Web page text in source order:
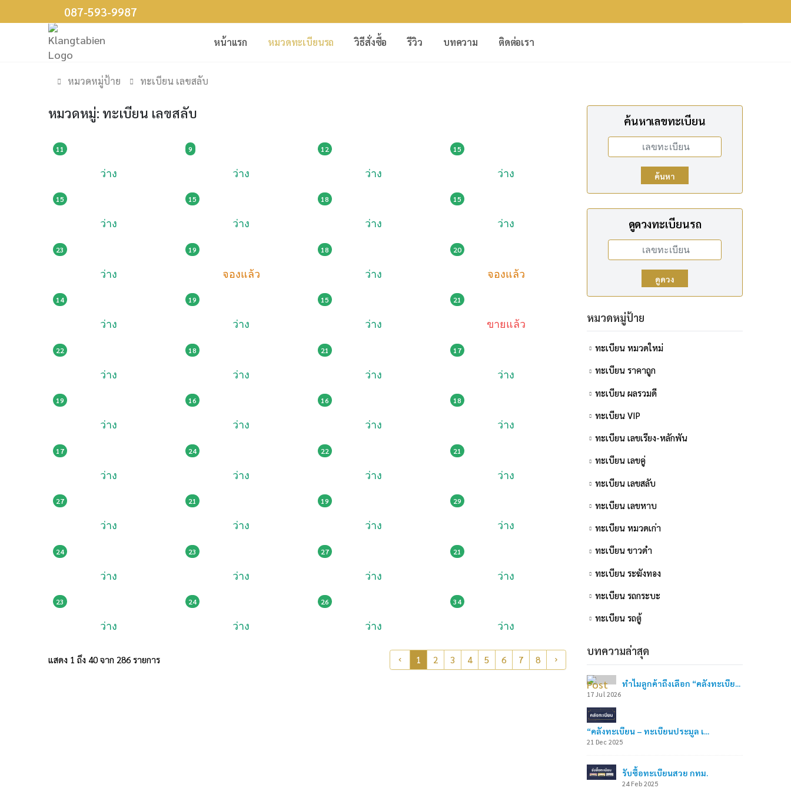
087-593-9987
หน้าแรก หมวดทะเบียนรถ วิธีสั่งซื้อ รีวิว บทความ ติดต่อเรา
หมวดหมู่ป้าย ทะเบียน เลขสลับ
หมวดหมู่: ทะเบียน เลขสลับ
11
ว่าง
9
ว่าง
12
ว่าง
15
ว่าง
90,001
15
ว่าง
109,002
15
ว่าง
55,000
18
ว่าง
89,005
15
ว่าง
89,000
23
ว่าง
120,000
19
จองแล้ว
95,000
18
ว่าง
99,000
20
จองแล้ว
120,000
14
ว่าง
129,000
19
ว่าง
119,000
15
ว่าง
89,005
21
ขายแล้ว
125,005
22
ว่าง
125,005
18
ว่าง
99,003
21
ว่าง
99,003
17
ว่าง
175,005
19
ว่าง
229,000
16
ว่าง
299,008
16
ว่าง
149,000
18
ว่าง
149,008
17
ว่าง
1,290,001
24
ว่าง
115,002
22
ว่าง
99,014
21
ว่าง
109,002
27
ว่าง
159,000
21
ว่าง
250,000
19
ว่าง
99,000
29
ว่าง
99,000
24
ว่าง
185,014
23
ว่าง
79,000
27
ว่าง
149,002
21
ว่าง
359,004
23
ว่าง
235,005
24
ว่าง
159,002
26
ว่าง
295,005
34
ว่าง
แสดง 1 ถึง 40จาก 286รายการ 1 2 3 4 5 6 7 8
ค้นหาเลขทะเบียน
ค้นหา
ดูดวงทะเบียนรถ
ดูดวง
หมวดหมู่ป้าย
ทะเบียน หมวดใหม่
ทะเบียน ราคาถูก
ทะเบียน ผลรวมดี
ทะเบียน VIP
ทะเบียน เลขเรียง-หลักพัน
ทะเบียน เลขคู่
ทะเบียน เลขสลับ
ทะเบียน เลขหาบ
ทะเบียน หมวดเก่า
ทะเบียน ขาวดำ
ทะเบียน ระฆังทอง
ทะเบียน รถกระบะ
ทะเบียน รถตู้
บทความล่าสุด
ทำไมลูกค้าถึงเลือก “คลังทะเบีย...
17 Jul 2026
“คลังทะเบียน – ทะเบียนประมูล เ...
21 Dec 2025
รับซื้อทะเบียนสวย กทม.
24 Feb 2025